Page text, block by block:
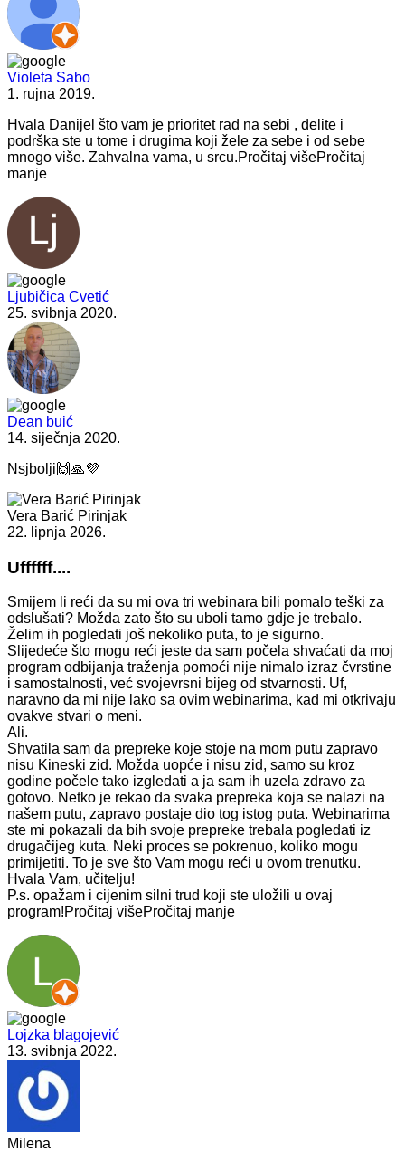
Violeta Sabo
1. rujna 2019.
Hvala Danijel što vam je prioritet rad na sebi , delite i
podrška ste u tome i drugima koji žele za sebe i od sebe
mnogo više. Zahvalna vama, u srcu.Pročitaj višePročitaj
manje
Ljubičica Cvetić
25. svibnja 2020.
Dean buić
14. siječnja 2020.
Nsjbolji🙌🙏💜
Vera Barić Pirinjak
22. lipnja 2026.
Uffffff....
Smijem li reći da su mi ova tri webinara bili pomalo teški za
odslušati? Možda zato što su uboli tamo gdje je trebalo.
Želim ih pogledati još nekoliko puta, to je sigurno.
Slijedeće što mogu reći jeste da sam počela shvaćati da moj
program odbijanja traženja pomoći nije nimalo izraz čvrstine
i samostalnosti, već svojevrsni bijeg od stvarnosti. Uf,
naravno da mi nije lako sa ovim webinarima, kad mi otkrivaju
ovakve stvari o meni.
Ali.
Shvatila sam da prepreke koje stoje na mom putu zapravo
nisu Kineski zid. Možda uopće i nisu zid, samo su kroz
godine počele tako izgledati a ja sam ih uzela zdravo za
gotovo. Netko je rekao da svaka prepreka koja se nalazi na
našem putu, zapravo postaje dio tog istog puta. Webinarima
ste mi pokazali da bih svoje prepreke trebala pogledati iz
drugačijeg kuta. Neki proces se pokrenuo, koliko mogu
primijetiti. To je sve što Vam mogu reći u ovom trenutku.
Hvala Vam, učitelju!
P.s. opažam i cijenim silni trud koji ste uložili u ovaj
program!Pročitaj višePročitaj manje
Lojzka blagojević
13. svibnja 2022.
Milena